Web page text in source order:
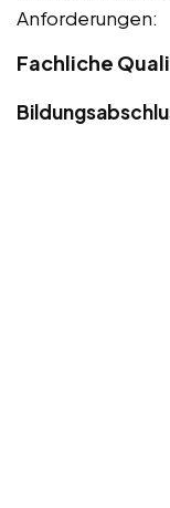
Anforderungen:
Fachliche